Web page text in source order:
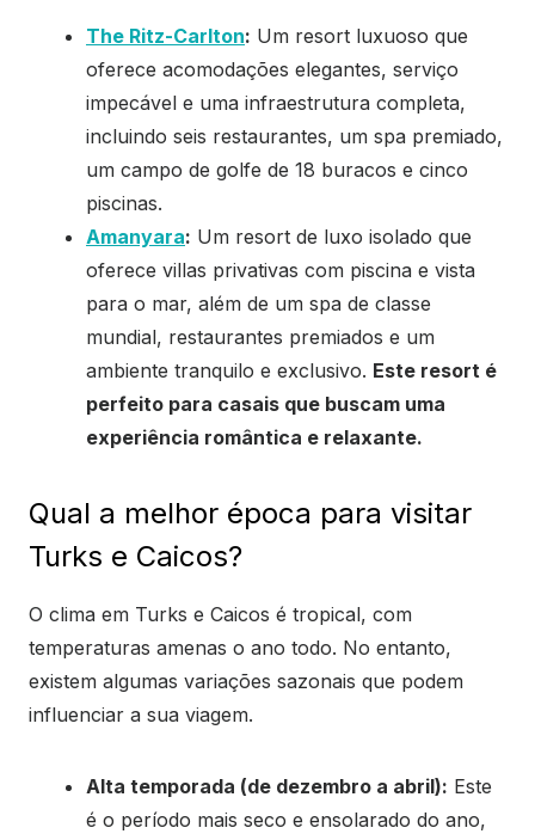
The Ritz-Carlton: Um resort luxuoso que
oferece acomodações elegantes, serviço
impecável e uma infraestrutura completa,
incluindo seis restaurantes, um spa premiado,
um campo de golfe de 18 buracos e cinco
piscinas.
Amanyara: Um resort de luxo isolado que
oferece villas privativas com piscina e vista
para o mar, além de um spa de classe
mundial, restaurantes premiados e um
ambiente tranquilo e exclusivo. Este resort é
perfeito para casais que buscam uma
experiência romântica e relaxante.
Qual a melhor época para visitar
Turks e Caicos?
O clima em Turks e Caicos é tropical, com
temperaturas amenas o ano todo. No entanto,
existem algumas variações sazonais que podem
influenciar a sua viagem.
Alta temporada (de dezembro a abril): Este
é o período mais seco e ensolarado do ano,